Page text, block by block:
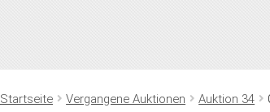
Startseite Vergangene Auktionen Auktion 34